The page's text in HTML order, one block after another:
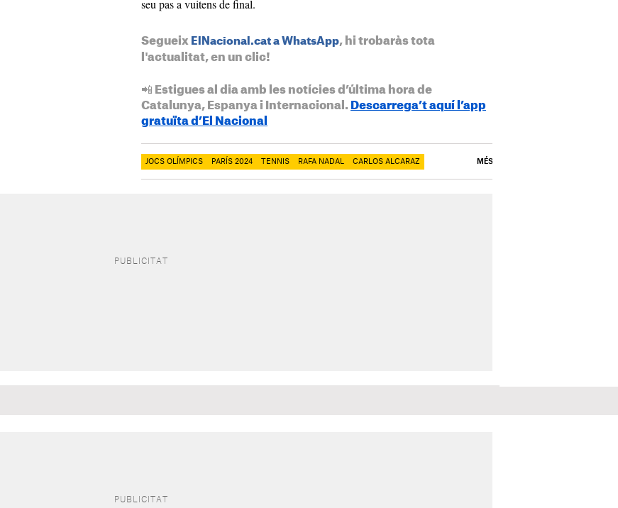
seu pas a vuitens de final.
Segueix ElNacional.cat a WhatsApp, hi trobaràs tota
l'actualitat, en un clic!
📲 Estigues al dia amb les notícies d’última hora de
Catalunya, Espanya i Internacional. Descarrega’t aquí l’app
gratuïta d’El Nacional
JOCS OLÍMPICS PARÍS 2024 TENNIS RAFA NADAL CARLOS ALCARAZ MÉS